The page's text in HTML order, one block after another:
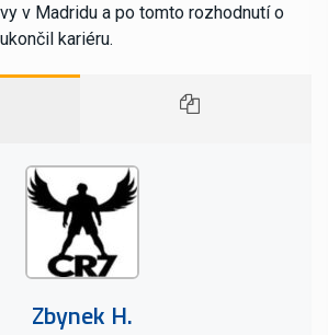
v Madridu a po tomto rozhodnutí o
kariéru.
Zbynek H.